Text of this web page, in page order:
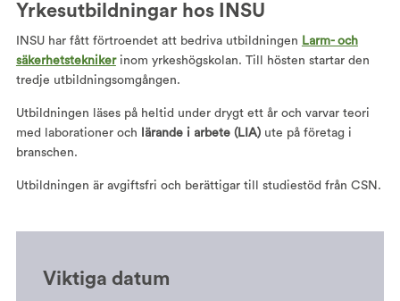
Yrkesutbildningar hos INSU
INSU har fått förtroendet att bedriva utbildningen Larm- och
säkerhetsteknikerinom yrkeshögskolan. Till hösten startar den
tredje utbildningsomgången.
Utbildningen läses på heltid under drygt ett år och varvar teori
med laborationer och
lärande i arbete (LIA)ute på företag i
branschen.
Utbildningen är avgiftsfri och berättigar till studiestöd från CSN.
Viktiga datum